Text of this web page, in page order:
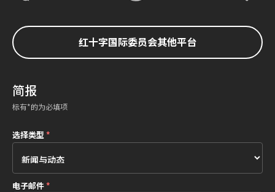
红十字国际委员会其他平台
简报
标有*的为必填项
选择类型*
电子邮件*